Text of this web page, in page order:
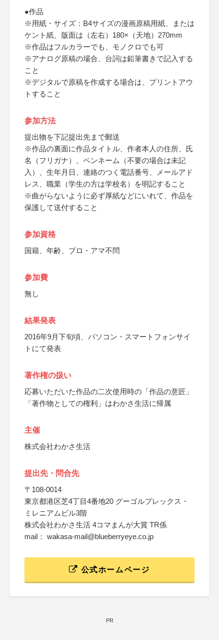
●作品
※用紙・サイズ：B4サイズの漫画原稿用紙、または
ケント紙、版面は（左右）180×（天地）270mm
※作品はフルカラーでも、モノクロでも可
※アナログ原稿の場合、台詞は鉛筆書きで記入する
こと
※デジタルで原稿を作成する場合は、プリントアウ
トすること
参加方法
提出物を下記提出先まで郵送
※作品の裏面に作品タイトル、作者本人の住所、氏
名（フリガナ）、ペンネーム（不要の場合は未記
入）、生年月日、連絡のつく電話番号、メールアド
レス、職業（学生の方は学校名）を明記すること
※曲がらないように必ず厚紙などにいれて、作品を
保護して送付すること
参加資格
国籍、年齢、プロ・アマ不問
参加費
無し
結果発表
2016年9月下旬頃、パソコン・スマートフォンサイ
トにて発表
著作権の扱い
応募いただいた作品の二次使用時の「作品の意匠」
「著作物としての権利」はわかさ生活に帰属
主催
株式会社わかさ生活
提出先・問合先
〒108-0014
東京都港区芝4丁目4番地20 グーゴルプレックス・
ミレニアムビル3階
株式会社わかさ生活 4コマまんが大賞 TR係
mail： wakasa-mail@blueberryeye.co.jp
公式ホームページ
PR